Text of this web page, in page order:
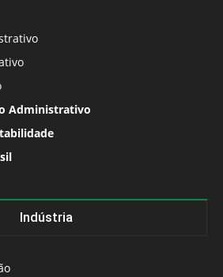
Administrativo
Indústria